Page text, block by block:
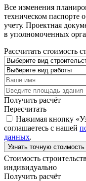
Все изменения
техническом паспорте
учету. Проектная
в уполномоченных
Рассчитать стоимость
Получить расчёт
Пересчитать
Нажимая кнопку
соглашаетесь с нашей
данных.
Узнать точную стоимость
Стоимость
индивидуально
Получить расчёт